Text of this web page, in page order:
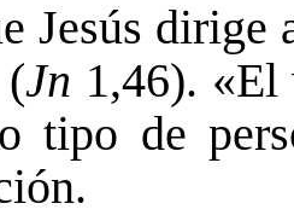
Jesús
Jn 1,46). «El
tipo de